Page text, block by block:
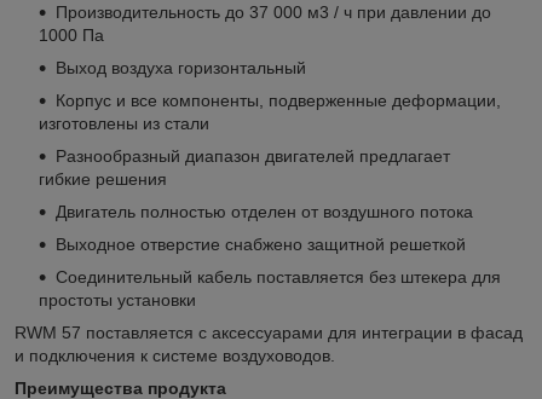
Производительность до 37 000 м3 / ч при давлении до
1000 Па
Выход воздуха горизонтальный
Корпус и все компоненты, подверженные деформации,
изготовлены из стали
Разнообразный диапазон двигателей предлагает
гибкие решения
Двигатель полностью отделен от воздушного потока
Выходное отверстие снабжено защитной решеткой
Соединительный кабель поставляется без штекера для
простоты установки
RWM 57 поставляется с аксессуарами для интеграции в фасад
и подключения к системе воздуховодов.
Преимущества продукта